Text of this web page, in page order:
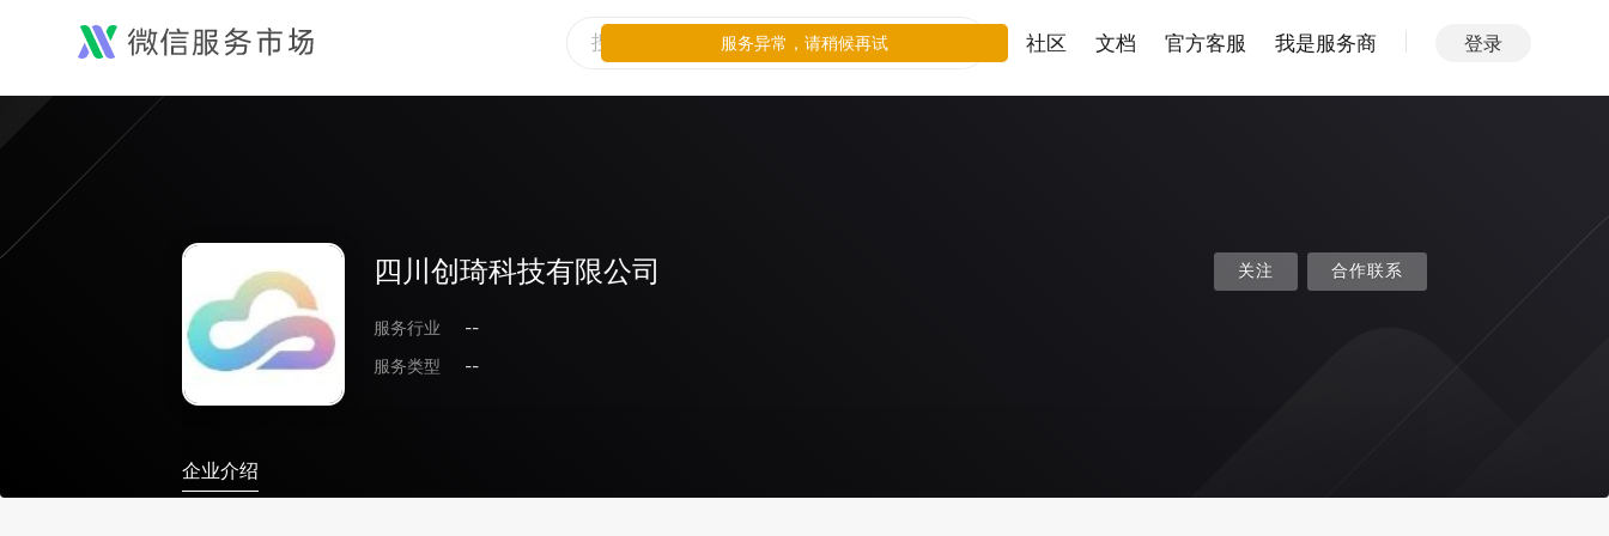
社区 文档 官方客服 我是服务商 登录
四川创琦科技有限公司
服务行业
--
服务类型
--
关注 合作联系
企业介绍
服务异常，请稍候再试